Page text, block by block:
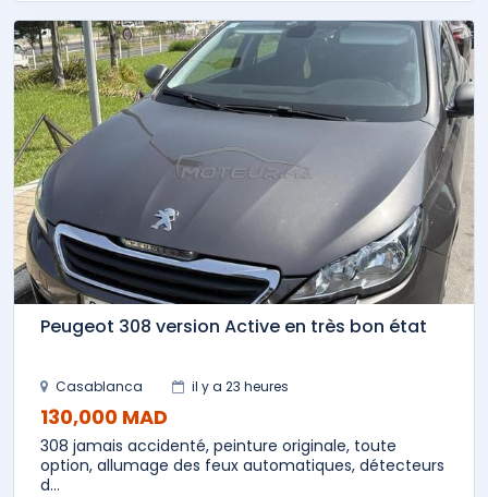
Peugeot 308 version Active en très bon état
Casablanca il y a 23 heures
130,000 MAD
308 jamais accidenté, peinture originale, toute
option, allumage des feux automatiques, détecteurs
d...